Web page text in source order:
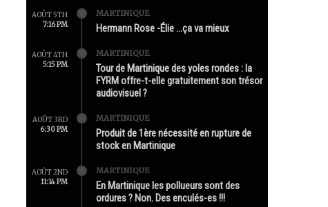
AOÛT 5TH
7:16 PM
MARTINIQUE
Hermann Rose -Élie …ça va mieux
AOÛT 4TH
5:15 PM
MARTINIQUE
Tour de Martinique des yoles rondes : la
FYRM offre-t-elle gratuitement son trésor
audiovisuel ?
AOÛT 3RD
6:30 PM
MARTINIQUE
Produit de 1ère nécessité en rupture de
stock en Martinique
AOÛT 2ND
11:14 PM
MARTINIQUE
En Martinique les pollueurs sont des
ordures ? Non. Des enculés-es !!!